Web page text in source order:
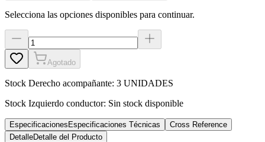
Selecciona las opciones disponibles para continuar.
Agotado
Stock Derecho acompañante: 3 UNIDADES
Stock Izquierdo conductor: Sin stock disponible
Especificaciones Especificaciones Técnicas
Cross Reference
DetalleDetalle del Producto